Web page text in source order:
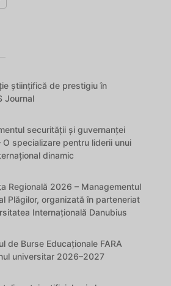
științifică de prestigiu în
Journal
securității și guvernanței
O specializare pentru liderii unui
dinamic
Regională 2026 – Managementul
Plăgilor, organizată în parteneriat
Internațională Danubius
de Burse Educaționale FARA
universitar 2026–2027